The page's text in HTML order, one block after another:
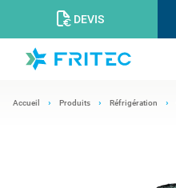
DEVIS
Accueil Produits Réfrigération